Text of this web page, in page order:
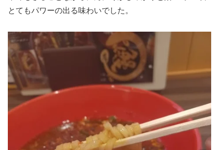
とてもパワーの出る味わいでした。